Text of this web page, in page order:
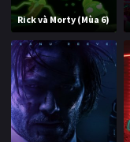
Rick và Morty (Mùa 6)